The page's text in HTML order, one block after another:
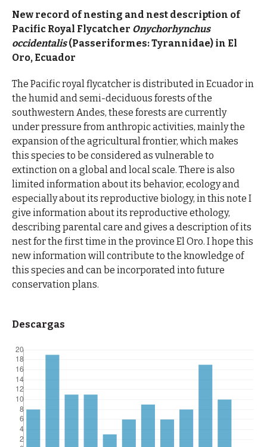
New record of nesting and nest description of
Pacific Royal Flycatcher Onychorhynchus
occidentalis(Passeriformes: Tyrannidae) in El
Oro, Ecuador
The Pacific royal flycatcher is distributed in Ecuador in
the humid and semi-deciduous forests of the
southwestern Andes, these forests are currently
under pressure from anthropic activities, mainly the
expansion of the agricultural frontier, which makes
this species to be considered as vulnerable to
extinction on a global and local scale. There is also
limited information about its behavior, ecology and
especially about its reproductive biology, in this note I
give information about its reproductive ethology,
describing parental care and gives a description of its
nest for the first time in the province El Oro. I hope this
new information will contribute to the knowledge of
this species and can be incorporated into future
conservation plans.
Descargas